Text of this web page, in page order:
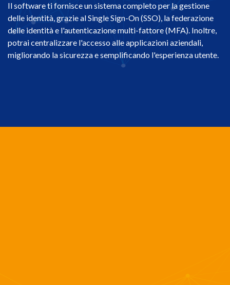
Il software ti fornisce un sistema completo per la gestione
delle identità, grazie al Single Sign-On (SSO), la federazione
delle identità e l'autenticazione multi-fattore (MFA). Inoltre,
potrai centralizzare l'accesso alle applicazioni aziendali,
migliorando la sicurezza e semplificando l'esperienza utente.